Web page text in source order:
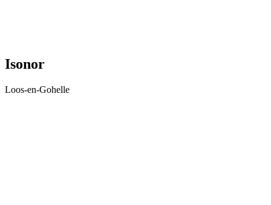
Isonor
Loos-en-Gohelle